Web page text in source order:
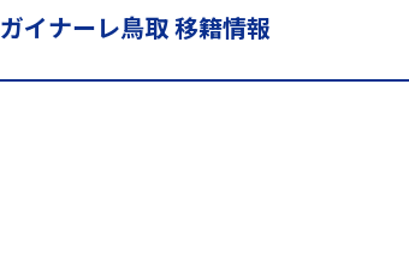
ガイナーレ鳥取 移籍情報